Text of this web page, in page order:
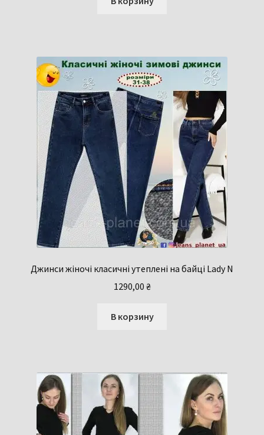
Джинси жіночі класичні утеплені на байці Lady N
1290,00 ₴
В корзину